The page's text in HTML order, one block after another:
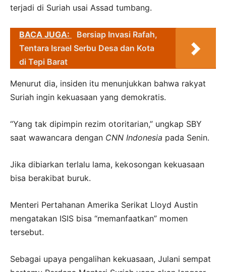
terjadi di Suriah usai Assad tumbang.
BACA JUGA:
Bersiap Invasi Rafah,
Tentara Israel Serbu Desa dan Kota
di Tepi Barat
Menurut dia, insiden itu menunjukkan bahwa rakyat
Suriah ingin kekuasaan yang demokratis.
“Yang tak dipimpin rezim otoritarian,” ungkap SBY
saat wawancara dengan CNN Indonesia pada Senin.
Jika dibiarkan terlalu lama, kekosongan kekuasaan
bisa berakibat buruk.
Menteri Pertahanan Amerika Serikat Lloyd Austin
mengatakan ISIS bisa “memanfaatkan” momen
tersebut.
Sebagai upaya pengalihan kekuasaan, Julani sempat